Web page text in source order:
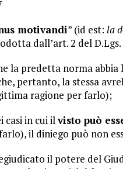
motivandi” (id est: la
dall’art. 2 del
la predetta norma
pertanto, la stessa
ragione per farlo);
casi in cui ilvisto può
il diniego può non
il potere del